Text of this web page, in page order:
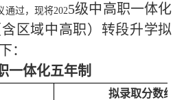
通过，现将2025级中高职一体化
含区域中高职） 转段升学拟
：
一体化五年制
拟录取分数线